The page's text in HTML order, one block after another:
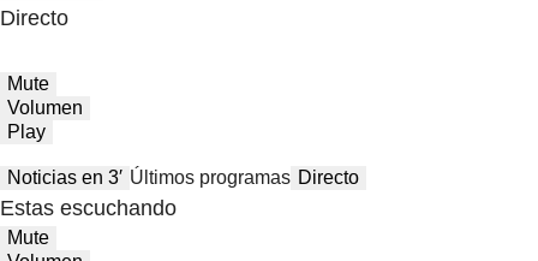
Directo
Mute
Volumen
Play
Noticias en 3′ Últimos programas Directo
Estas escuchando
Mute